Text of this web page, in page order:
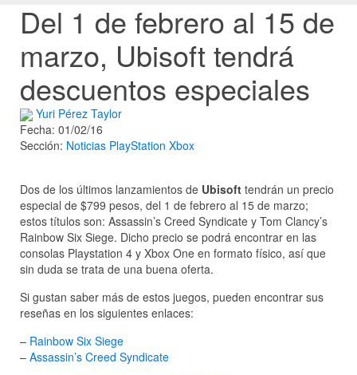
Del 1 de febrero al 15 de
marzo, Ubisoft tendrá
descuentos especiales
Yuri Pérez Taylor
Fecha: 01/02/16
Sección: Noticias PlayStation Xbox
Dos de los últimos lanzamientos de Ubisoft tendrán un precio
especial de $799 pesos, del 1 de febrero al 15 de marzo;
estos títulos son: Assassin’s Creed Syndicate y Tom Clancy’s
Rainbow Six Siege. Dicho precio se podrá encontrar en las
consolas Playstation 4 y Xbox One en formato físico, así que
sin duda se trata de una buena oferta.
Si gustan saber más de estos juegos, pueden encontrar sus
reseñas en los siguientes enlaces:
– Rainbow Six Siege
– Assassin’s Creed Syndicate